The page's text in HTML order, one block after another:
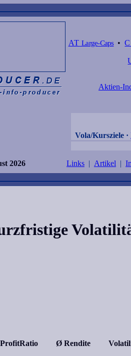
AT Large-Caps•
Aktien-
Vola/Kursziele ·
2026 Links | Artikel |
ProfitRatio Ø Rendite